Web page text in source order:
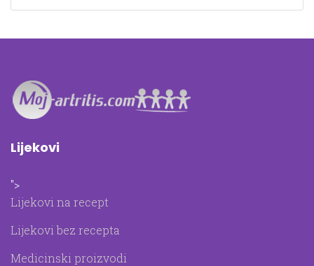
Lijekovi
">
Lijekovi na recept
Lijekovi bez recepta
Medicinski proizvodi